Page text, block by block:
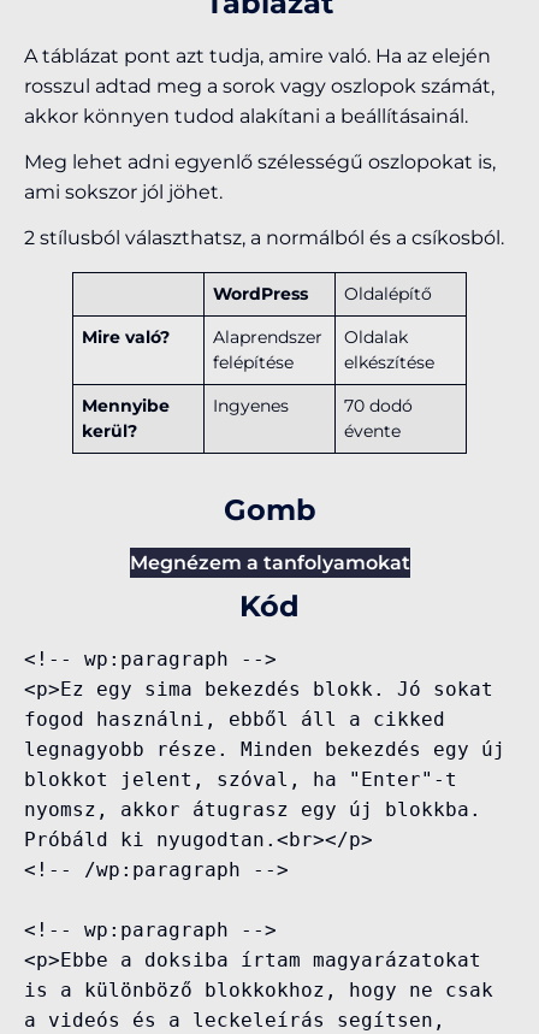
A táblázat pont azt tudja, amire való. Ha az elején
rosszul adtad meg a sorok vagy oszlopok számát,
akkor könnyen tudod alakítani a beállításainál.
Meg lehet adni egyenlő szélességű oszlopokat is,
ami sokszor jól jöhet.
2 stílusból választhatsz, a normálból és a csíkosból.
WordPress
Oldalépítő
Mire való?
Alaprendszer
felépítése
Oldalak
elkészítése
Mennyibe
kerül?
Ingyenes
70 dodó
évente
Gomb
Megnézem a tanfolyamokat
Kód
<!-- wp:paragraph -->
<p>Ez egy sima bekezdés blokk. Jó sokat
fogod használni, ebből áll a cikked
legnagyobb része. Minden bekezdés egy új
blokkot jelent, szóval, ha "Enter"-t
nyomsz, akkor átugrasz egy új blokkba.
Próbáld ki nyugodtan.<br></p>
<!-- /wp:paragraph -->
<!-- wp:paragraph -->
<p>Ebbe a doksiba írtam magyarázatokat
is a különböző blokkokhoz, hogy ne csak
a videós és a leckeleírás segítsen,